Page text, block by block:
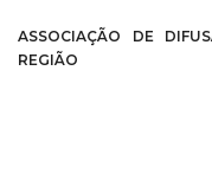
ASSOCIAÇÃO DE
REGIÃO